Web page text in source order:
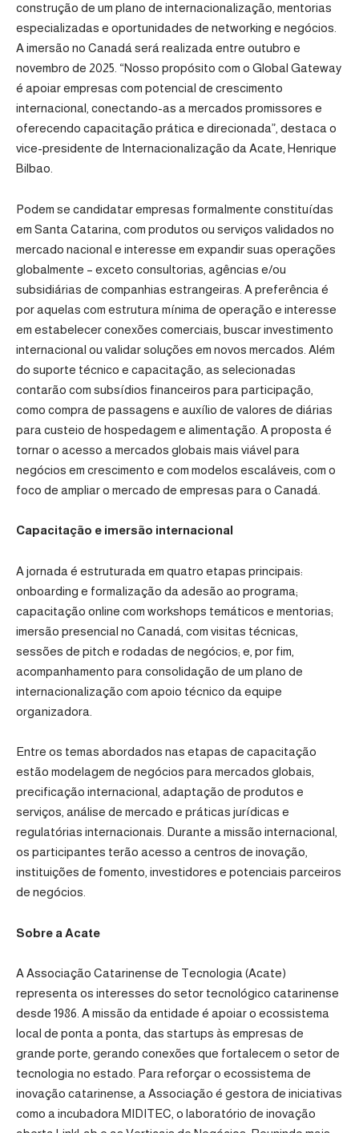
construção de um plano de internacionalização, mentorias
especializadas e oportunidades de networking e negócios.
A imersão no Canadá será realizada entre outubro e
novembro de 2025. “Nosso propósito com o Global Gateway
é apoiar empresas com potencial de crescimento
internacional, conectando-as a mercados promissores e
oferecendo capacitação prática e direcionada”, destaca o
vice-presidente de Internacionalização da Acate, Henrique
Bilbao.
Podem se candidatar empresas formalmente constituídas
em Santa Catarina, com produtos ou serviços validados no
mercado nacional e interesse em expandir suas operações
globalmente – exceto consultorias, agências e/ou
subsidiárias de companhias estrangeiras. A preferência é
por aquelas com estrutura mínima de operação e interesse
em estabelecer conexões comerciais, buscar investimento
internacional ou validar soluções em novos mercados. Além
do suporte técnico e capacitação, as selecionadas
contarão com subsídios financeiros para participação,
como compra de passagens e auxílio de valores de diárias
para custeio de hospedagem e alimentação. A proposta é
tornar o acesso a mercados globais mais viável para
negócios em crescimento e com modelos escaláveis, com o
foco de ampliar o mercado de empresas para o Canadá.
Capacitação e imersão internacional
A jornada é estruturada em quatro etapas principais:
onboarding e formalização da adesão ao programa;
capacitação online com workshops temáticos e mentorias;
imersão presencial no Canadá, com visitas técnicas,
sessões de pitch e rodadas de negócios; e, por fim,
acompanhamento para consolidação de um plano de
internacionalização com apoio técnico da equipe
organizadora.
Entre os temas abordados nas etapas de capacitação
estão modelagem de negócios para mercados globais,
precificação internacional, adaptação de produtos e
serviços, análise de mercado e práticas jurídicas e
regulatórias internacionais. Durante a missão internacional,
os participantes terão acesso a centros de inovação,
instituições de fomento, investidores e potenciais parceiros
de negócios.
Sobre a Acate
A Associação Catarinense de Tecnologia (Acate)
representa os interesses do setor tecnológico catarinense
desde 1986. A missão da entidade é apoiar o ecossistema
local de ponta a ponta, das startups às empresas de
grande porte, gerando conexões que fortalecem o setor de
tecnologia no estado. Para reforçar o ecossistema de
inovação catarinense, a Associação é gestora de iniciativas
como a incubadora MIDITEC, o laboratório de inovação